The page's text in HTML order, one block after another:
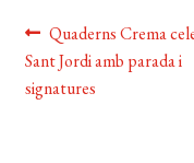
Navegació
d'entrades
Entrada
anterior:
Quaderns Crema
Sant Jordi amb parada i
signatures